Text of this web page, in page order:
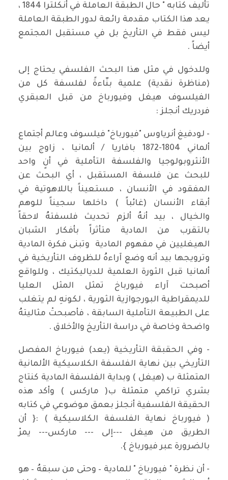
تأليف كتابه " حال الطبقة العاملة في أنكلترا 1844 ،
يعد هذا الكتاب مقدمة رائعة لدور الطبقة العاملة
ليس فقط في التأريخ بل في مستقبل المجتمع
أيضاً .
وللدخول في مثل هذا البحث الفلسفي يحتاج إلى
(مناظرة نقدية) علمية بنّاءةً لفلسفة كل من
الفيلسوف هيغل وفيورباخ من قبل العبقري
فردريك أنجلز :
- لودفيغ أنرياوس "فيورباخ" فيلسوف وعالم أجتماع
ألماني 1804-1872 بافاريا / ألمانيا ، زاوج بين
الأنثروبولوجيا والفلسفة التأملية في أنٍ واحد
للبحث عن فلسفة المستقبل ، أي البحث عن
المفقود في الأنسان ، مستعيناً باللاهوتية في
أبقاء الأنسان (غائباً ) داخلها سجيناً للوهم
والخيال ، بيد أنهُ ألزم تحديث فلسفتهُ لاحقاً
بالتقرب من المادية متأثراً بأفكار الشبان
الهيغليين في مفهوم المادية وتبنى فكرة المادية
وترويجها بيد أنه وضع آراءهُ للظروف التأريخية في
ألمانيا قبل الثورة العلمية للدياليكتيك ، وللواقع
أصبحت آراء فيورباخ تمثل المثل العليا
للديمقراطية البورجوازية الثورية ، لكونهِ لم يتغلب
على الطبيعة التأملية السابقة ، فأصبحتْ مثاليتهُ
واضحة وخاصة في دراسة التأريخ والأخلاق .
- وفي الحقبقة التأريخية (يعد) فيورباخ المفصل
التأريخي بين نهاية الفلسفة الكلاسيكية الألمانية
المتمثلة ب (هيغل ) وبداية الفلسفة المادية كنتاج
بشري تراكمي متمثلة ب( ماركس ) وأكد هذه
الحقيقة الفلسفية أنجلز بعمق موضوعي في كتابه
( فيورباخ نهاية الفلسفة الكلاسيكية ) :{ أن
الطريق من هيغل ---إلى --- ماركس--- يمرْ
بالضرورة عبر فيورباخ }.
- أن نظرة " فيورباخ " للمادية – وحتى من سبقهُ – هو